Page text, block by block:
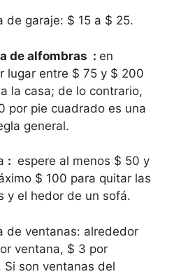
de garaje: $ 15 a $ 25.
de alfombras : en
lugar entre $ 75 y $ 200
la casa; de lo contrario,
por pie cuadrado es una
general.
: espere al menos $ 50 y
$ 100 para quitar las
y el hedor de un sofá.
de ventanas: alrededor
ventana, $ 3 por
Si son ventanas del